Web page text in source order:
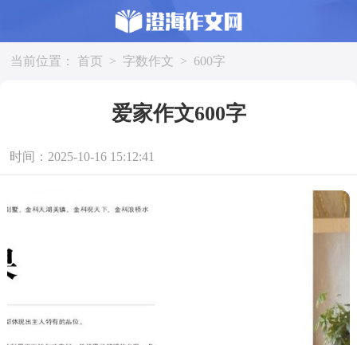
当前位置： 首页 > 字数作文 > 600字
爱家作文600字
时间：2025-10-16 15:12:41